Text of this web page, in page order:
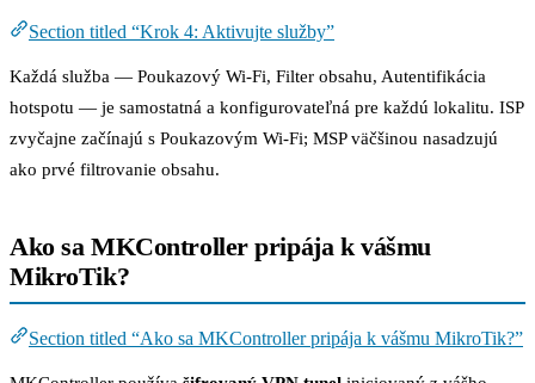
Section titled “Krok 4: Aktivujte služby”
Každá služba — Poukazový Wi-Fi, Filter obsahu, Autentifikácia
hotspotu — je samostatná a konfigurovateľná pre každú lokalitu. ISP
zvyčajne začínajú s Poukazovým Wi-Fi; MSP väčšinou nasadzujú
ako prvé filtrovanie obsahu.
Ako sa MKController pripája k vášmu
MikroTik?
Section titled “Ako sa MKController pripája k vášmu MikroTik?”